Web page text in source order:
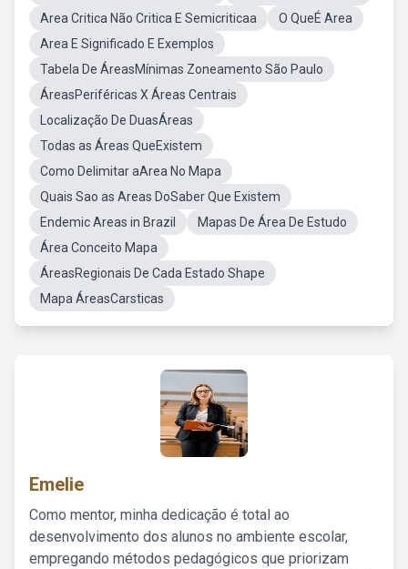
Area Critica Não Critica E Semicriticaa
O QueÉ Area
Area E Significado E Exemplos
Tabela De ÁreasMínimas Zoneamento São Paulo
ÁreasPeriféricas X Áreas Centrais
Localização De DuasÁreas
Todas as Áreas QueExistem
Como Delimitar aArea No Mapa
Quais Sao as Areas DoSaber Que Existem
Endemic Areas in Brazil
Mapas De Área De Estudo
Área Conceito Mapa
ÁreasRegionais De Cada Estado Shape
Mapa ÁreasCarsticas
Emelie
Como mentor, minha dedicação é total ao
desenvolvimento dos alunos no ambiente escolar,
empregando métodos pedagógicos que priorizam